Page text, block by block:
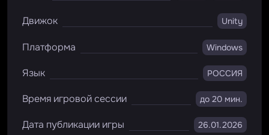
Движок Unity
Платформа Windows
Язык РОССИЯ
Время игровой сессии до 20 мин.
Дата публикации игры 26.01.2026